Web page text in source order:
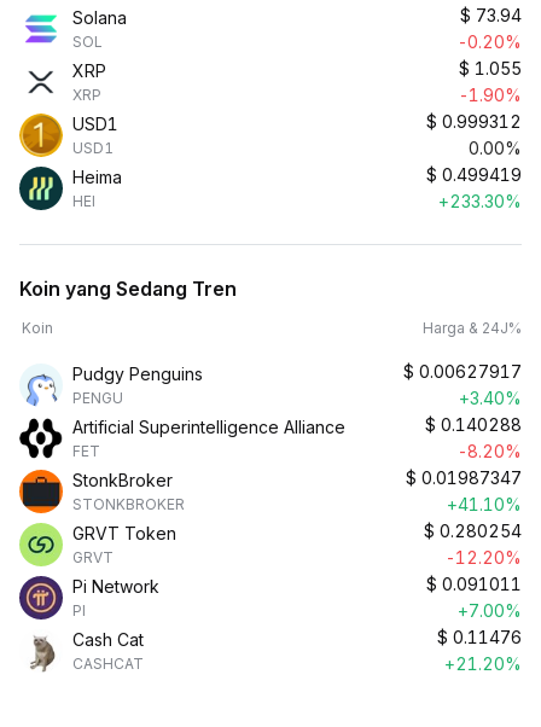
Solana
SOL
$ 73.94
-0.20%
XRP
XRP
$ 1.055
-1.90%
USD1
USD1
$ 0.999312
0.00%
Heima
HEI
$ 0.499419
+233.30%
Koin yang Sedang Tren
Koin Harga & 24J%
Pudgy Penguins
PENGU
$ 0.00627917
+3.40%
Artificial Superintelligence Alliance
FET
$ 0.140288
-8.20%
StonkBroker
STONKBROKER
$ 0.01987347
+41.10%
GRVT Token
GRVT
$ 0.280254
-12.20%
Pi Network
PI
$ 0.091011
+7.00%
Cash Cat
CASHCAT
$ 0.11476
+21.20%